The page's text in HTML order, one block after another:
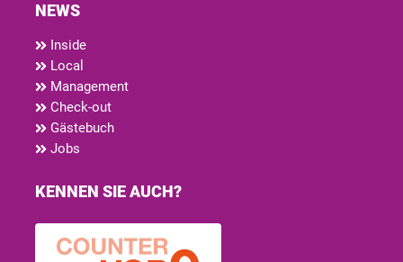
NEWS
Inside
Local
Management
Check-out
Gästebuch
Jobs
KENNEN SIE AUCH?